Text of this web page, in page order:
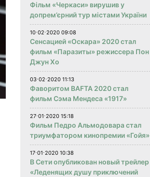
Фільм «Черкаси» вирушив у
допрем’єрний тур містами України
10⋅02⋅2020 09:08
Сенсацией «Оскара» 2020 стал
фильм «Паразиты» режиссера Пон
Джун Хо
03⋅02⋅2020 11:13
Фаворитом BAFTA 2020 стал
фильм Сэма Мендеса «1917»
27⋅01⋅2020 15:18
Фильм Педро Альмодовара стал
триумфатором кинопремии «Гойя»
17⋅01⋅2020 10:38
В Сети опубликован новый трейлер
«Леденящих душу приключений